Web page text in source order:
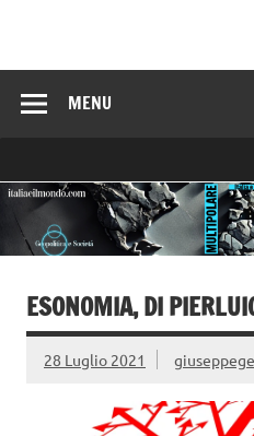
MENU
ESONOMIA, DI
28 Luglio 2021